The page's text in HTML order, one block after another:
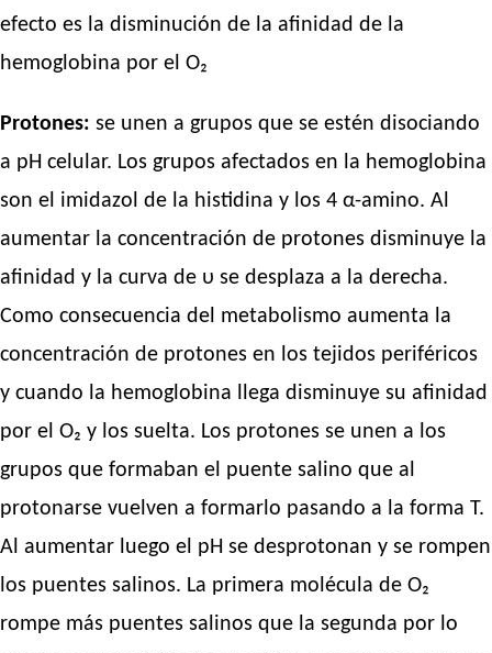
efecto es la disminución de la afinidad de la
hemoglobina por el O₂
Protones: se unen a grupos que se estén disociando
a pH celular. Los grupos afectados en la hemoglobina
son el imidazol de la histidina y los 4 α-amino. Al
aumentar la concentración de protones disminuye la
afinidad y la curva de υ se desplaza a la derecha.
Como consecuencia del metabolismo aumenta la
concentración de protones en los tejidos periféricos
y cuando la hemoglobina llega disminuye su afinidad
por el O₂ y los suelta. Los protones se unen a los
grupos que formaban el puente salino que al
protonarse vuelven a formarlo pasando a la forma T.
Al aumentar luego el pH se desprotonan y se rompen
los puentes salinos. La primera molécula de O₂
rompe más puentes salinos que la segunda por lo